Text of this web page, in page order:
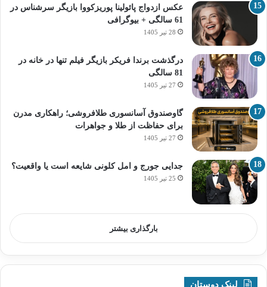
عکس ازدواج پائولینا پوریزکووا بازیگر سرشناس در
61 سالگی + بیوگرافی
28 تیر 1405
درگذشت برندا فریکر بازیگر فیلم تنها در خانه در
81 سالگی
27 تیر 1405
گاوصندوق آسانسوری طلافروشی؛ راهکاری مدرن
برای حفاظت از طلا و جواهرات
27 تیر 1405
جدایی جورج و امل کلونی شایعه است یا واقعیت؟
25 تیر 1405
بارگذاری بیشتر
لینک دوستان